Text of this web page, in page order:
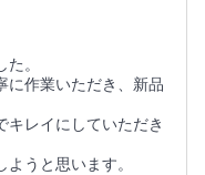
。
に作業いただき、新品
キレイにしていただき
うと思います。